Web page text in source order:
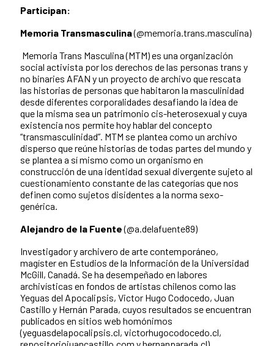
Participan:
Memoria Transmasculina(@memoria.trans.masculina)
Memoria Trans Masculina (MTM) es una organización
social activista por los derechos de las personas trans y
no binaries AFAN y un proyecto de archivo que rescata
las historias de personas que habitaron la masculinidad
desde diferentes corporalidades desafiando la idea de
que la misma sea un patrimonio cis-heterosexual y cuya
existencia nos permite hoy hablar del concepto
“transmasculinidad”. MTM se plantea como un archivo
disperso que reúne historias de todas partes del mundo y
se plantea a sí mismo como un organismo en
construcción de una identidad sexual divergente sujeto al
cuestionamiento constante de las categorías que nos
definen como sujetos disidentes a la norma sexo-
genérica.
Alejandro de la Fuente(@a.delafuente89)
Investigador y archivero de arte contemporáneo,
magíster en Estudios de la Información de la Universidad
McGill, Canadá. Se ha desempeñado en labores
archivísticas en fondos de artistas chilenos como las
Yeguas del Apocalipsis, Victor Hugo Codocedo, Juan
Castillo y Hernán Parada, cuyos resultados se encuentran
publicados en sitios web homónimos
(yeguasdelapocalipsis.cl, victorhugocodocedo.cl,